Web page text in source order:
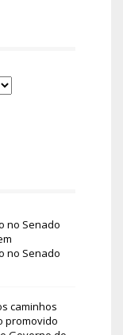
no Senado
no Senado
caminhos
promovido